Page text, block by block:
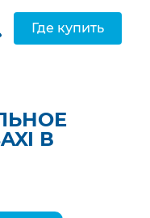
Где купить
В